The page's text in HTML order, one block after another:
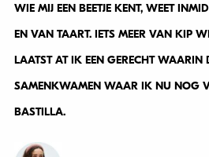
WIE MIJ EEN BEETJE KENT, WEET
EN VAN TAART. IETS MEER VAN KIP
LAATST AT IK EEN GERECHT WAARIN
SAMENKWAMEN WAAR IK NU NOG
BASTILLA.